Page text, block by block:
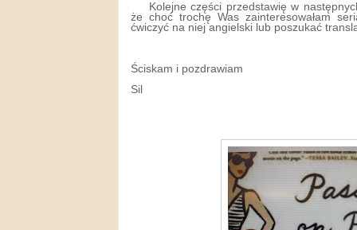
Kolejne części przedstawię w
że choć trochę Was zainteresowałam
ćwiczyć na niej angielski lub poszukać
Ściskam i pozdrawiam
Sil